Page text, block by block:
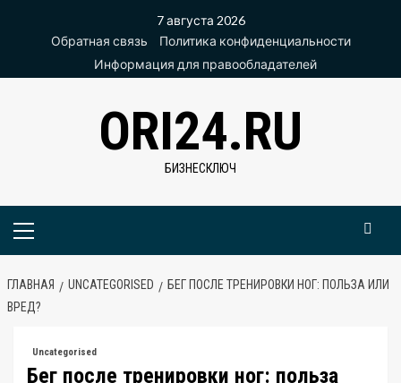
содержимому
7 августа 2026
Обратная связь
Политика конфиденциальности
Информация для правообладателей
ORI24.RU
БИЗНЕСКЛЮЧ
Основное
ГЛАВНАЯ UNCATEGORISED
БЕГ ПОСЛЕ ТРЕНИРОВКИ НОГ: ПОЛЬЗА ИЛИ
ВРЕД?
Uncategorised
Бег после тренировки ног: польза